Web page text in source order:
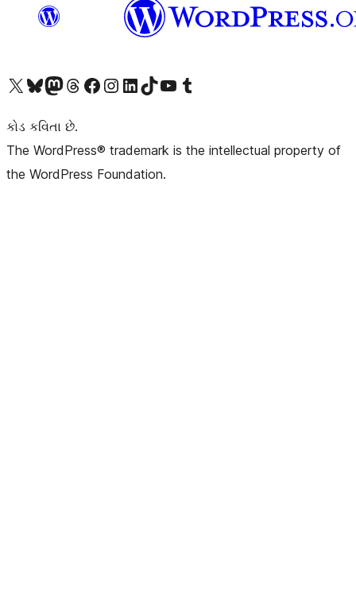
અમારા X (અગાઉ ટ્વિટર) એકાઉન્ટની મુલાકાત લોઅમારા Bluesky એકાઉન્ટની મુલાકાત લોઅમારા માસ્ટોડોન એકાઉન્ટની મુલાકાત લોઅમારા Threads એકાઉન્ટની મુલાકાત લો અમારા ફેસબુક પેજની મુલાકાત લોઅમારા ઇન્સ્ટાગ્રામ એકાઉન્ટની મુલાકાત લો અમારા LinkedIn એકાઉન્ટની મુલાકાત લોઅમારા TikTok એકાઉન્ટની મુલાકાત લોઅમારી YouTube ચેનલની મુલાકાત લો અમારા Tumblr એકાઉન્ટની મુલાકાત લો
કોડ કવિતા છે.
The WordPress® trademark is the intellectual property of
the WordPress Foundation.